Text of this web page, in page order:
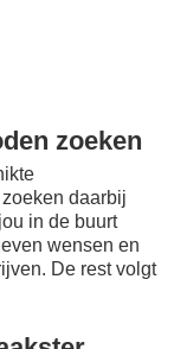
zoeken
daarbij
in de buurt
wensen en
De rest volgt